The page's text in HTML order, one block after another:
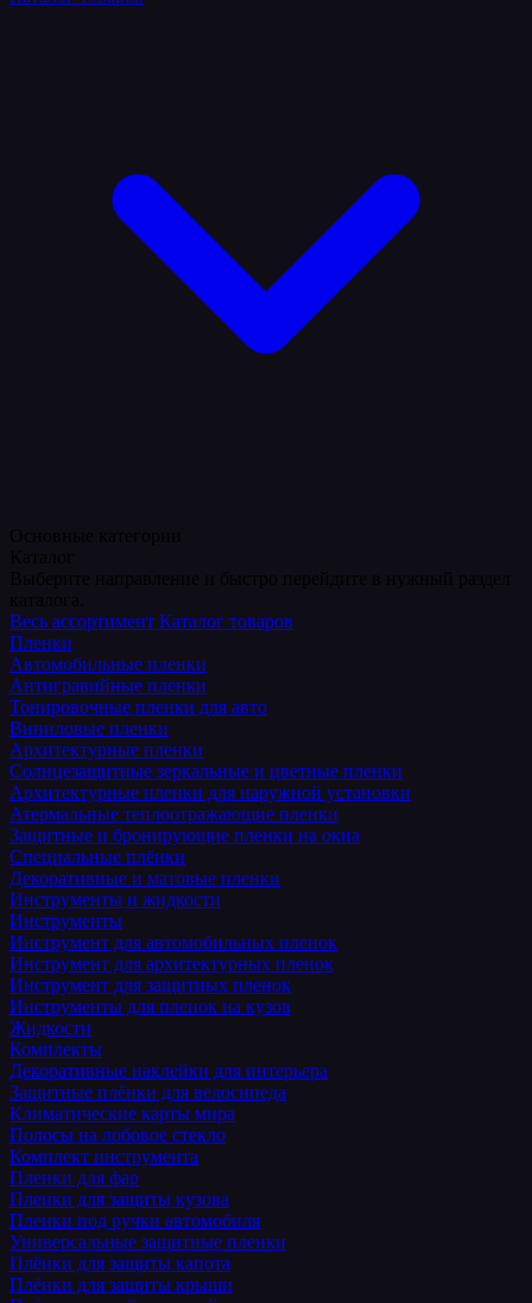
Весь ассортимент Каталог товаров
Пленки
Автомобильные пленки
Антигравийные пленки
Тонировочные пленки для авто
Виниловые пленки
Архитектурные пленки
Солнцезащитные зеркальные и цветные пленки
Архитектурные пленки для наружной установки
Атермальные теплоотражающие пленки
Защитные и бронирующие пленки на окна
Специальные плёнки
Декоративные и матовые пленки
Инструменты и жидкости
Инструменты
Инструмент для автомобильных пленок
Инструмент для архитектурных пленок
Инструмент для защитных пленок
Инструменты для пленок на кузов
Жидкости
Комплекты
Декоративные наклейки для интерьера
Защитные плёнки для велосипеда
Климатические карты мира
Полосы на лобовое стекло
Комплект инструмента
Пленки для фар
Пленки для защиты кузова
Пленки под ручки автомобиля
Универсальные защитные пленки
Плёнки для защиты капота
Плёнки для защиты крыши